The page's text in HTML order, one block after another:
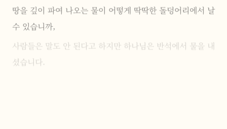
땅을 깊이 파여 나오는 물이 어떻게 딱딱한 돌덩어리에서 날
수 있습니까,
사람들은 말도 안 된다고 하지만 하나님은 반석에서 물을 내
셨습니다.